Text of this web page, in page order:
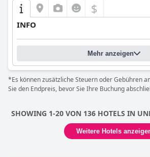
$
INFO
Mehr anzeigen
*Es können zusätzliche Steuern oder Gebühren
Sie den Endpreis, bevor Sie Ihre Buchung
SHOWING 1-20 VON 136 HOTELS IN
Weitere Hotels